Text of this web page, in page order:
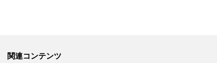
関連コンテンツ